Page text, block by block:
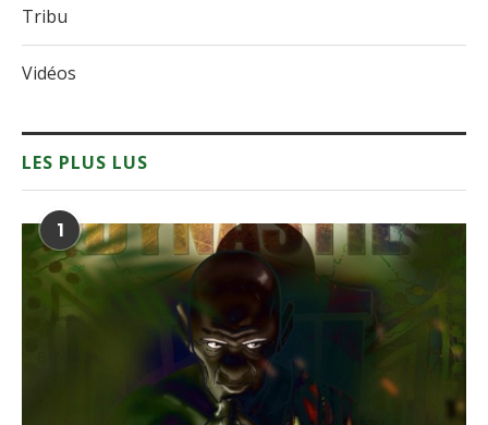
Tribu
Vidéos
LES PLUS LUS
1